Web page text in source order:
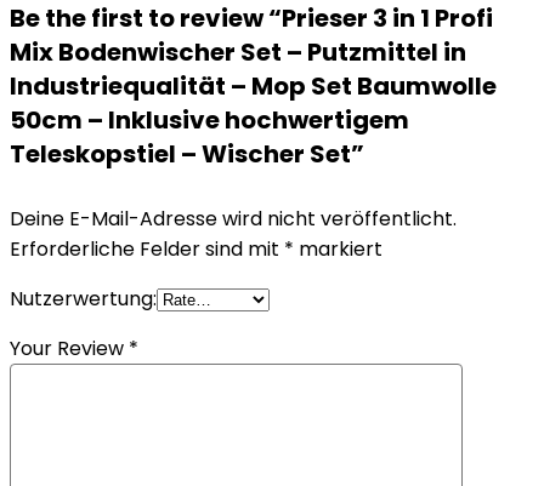
Be the first to review “Prieser 3 in 1 Profi
Mix Bodenwischer Set – Putzmittel in
Industriequalität – Mop Set Baumwolle
50cm – Inklusive hochwertigem
Teleskopstiel – Wischer Set”
Deine E-Mail-Adresse wird nicht veröffentlicht.
Erforderliche Felder sind mit * markiert
Nutzerwertung:
Your Review *